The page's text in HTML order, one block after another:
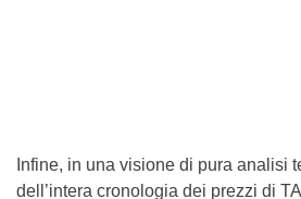
Infine, in una visione di pura analisi
dell’intera cronologia dei prezzi di